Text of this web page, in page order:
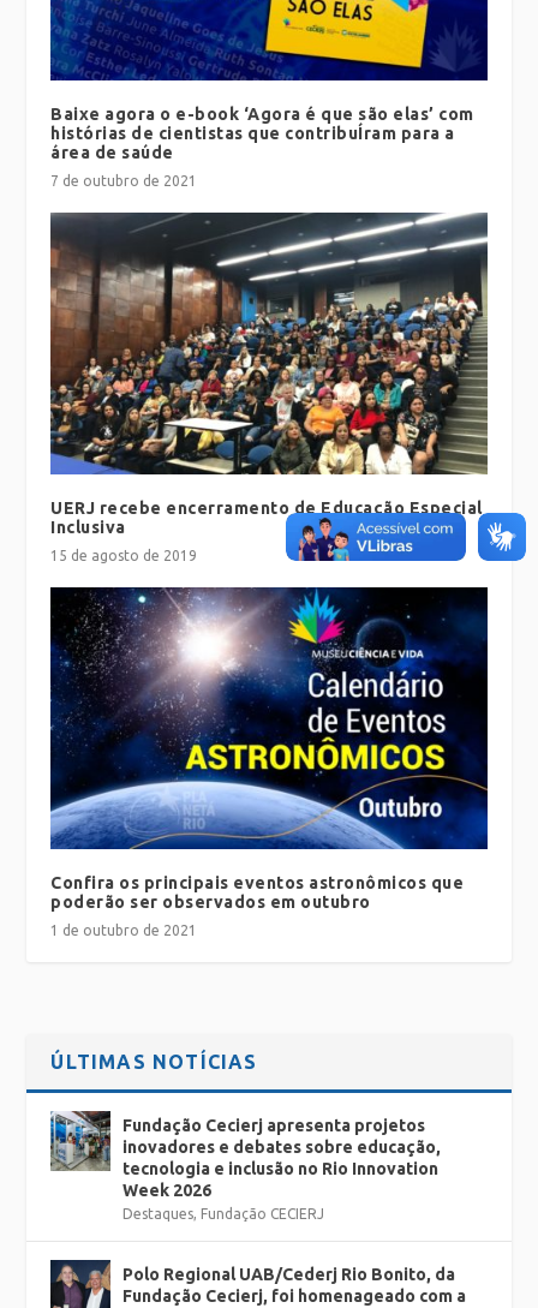
Baixe agora o e-book ‘Agora é que são elas’ com
histórias de cientistas que contribuÍram para a
área de saúde
7 de outubro de 2021
UERJ recebe encerramento de Educação Especial
Inclusiva
15 de agosto de 2019
Confira os principais eventos astronômicos que
poderão ser observados em outubro
1 de outubro de 2021
ÚLTIMAS NOTÍCIAS
Fundação Cecierj apresenta projetos
inovadores e debates sobre educação,
tecnologia e inclusão no Rio Innovation
Week 2026
Destaques, Fundação CECIERJ
Polo Regional UAB/Cederj Rio Bonito, da
Fundação Cecierj, foi homenageado com a